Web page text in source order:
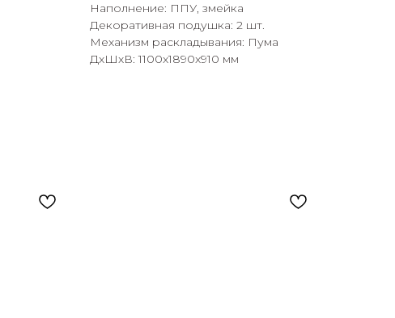
раз в 2
Остались вопросы?
8 800 302-02-51
Наполнение: ППУ, змейка
Декоративная подушка: 2 шт.
Механизм раскладывания: Пума
ДxШxВ: 1100x1890x910 мм